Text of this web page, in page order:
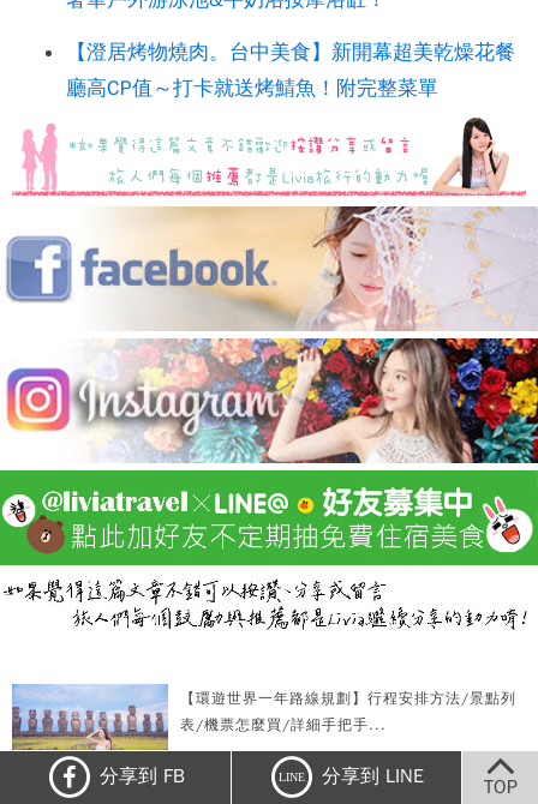
【澄居烤物燒肉。台中美食】新開幕超美乾燥花餐
廳高CP值～打卡就送烤鯖魚！附完整菜單
【環遊世界一年路線規劃】行程安排方法/景點列
表/機票怎麼買/詳細手把手...
分享到 FB LINE 分享到 LINE TOP